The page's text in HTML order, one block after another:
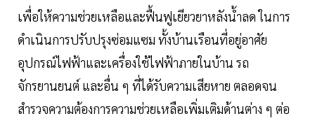
เพื่อให้ความช่วยเหลือและฟื้นฟูเยียวยาหลังน้ำลด ในการ
ดำเนินการปรับปรุงซ่อมแซม ทั้งบ้านเรือนที่อยู่อาศัย
อุปกรณ์ไฟฟ้าและเครื่องใช้ไฟฟ้าภายในบ้าน รถ
จักรยานยนต์ และอื่น ๆ ที่ได้รับความเสียหาย ตลอดจน
สำรวจความต้องการความช่วยเหลือเพิ่มเติมด้านต่าง ๆ ต่อ